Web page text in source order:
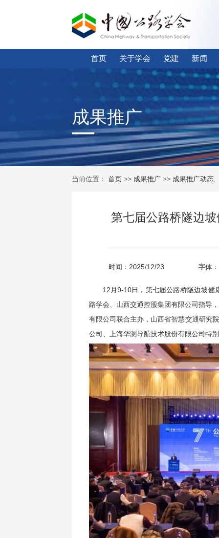
首页 关于学会 党建 新闻
成果推广
当前位置： 首页>> 成果推广>> 成果推广动态
第七届公路桥隧边
时间：2025/12/23 字体
12月9-10日，第七届公路桥隧边坡健
路学会、山西交通控股集团有限公司指导
有限公司联合主办，山西省智慧交通研究
公司、上海华测导航技术股份有限公司特